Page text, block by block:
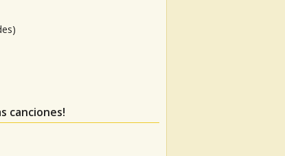
canciones!